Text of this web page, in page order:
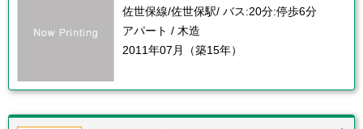
佐世保線/佐世保駅/ バス:20分:停歩6分
アパート / 木造
2011年07月（築15年）